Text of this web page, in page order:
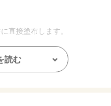
直接塗布します。
読む